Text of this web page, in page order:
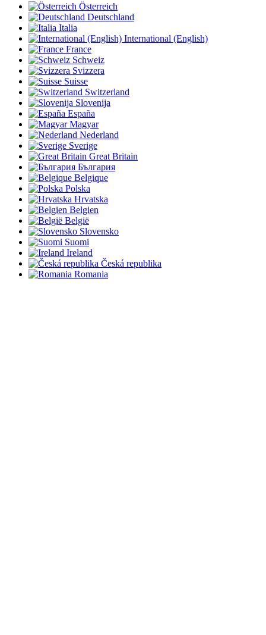
Österreich
Deutschland
Italia
International (English)
France
Schweiz
Svizzera
Suisse
Switzerland
Slovenija
España
Magyar
Nederland
Sverige
Great Britain
България
Belgique
Polska
Hrvatska
Belgien
België
Slovensko
Suomi
Ireland
Česká republika
Romania